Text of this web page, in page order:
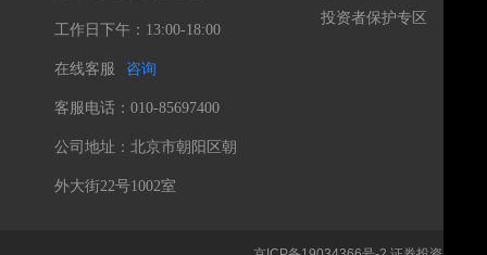
工作日下午：13:00-18:00
在线客服 咨询
客服电话：010-85697400
公司地址：北京市朝阳区朝
外大街22号1002室
投资者保护专区